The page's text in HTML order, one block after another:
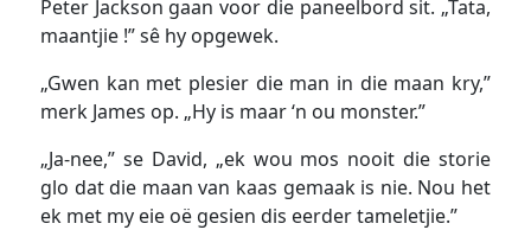
Peter Jackson gaan voor die paneelbord sit. „Tata,
maantjie !” sê hy opgewek.
„Gwen kan met plesier die man in die maan kry,”
merk James op. „Hy is maar ‘n ou monster.”
„Ja-nee,” se David, „ek wou mos nooit die storie
glo dat die maan van kaas gemaak is nie. Nou het
ek met my eie oë gesien dis eerder tameletjie.”